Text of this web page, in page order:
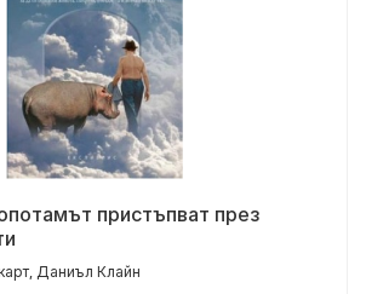
пристъпват през
Даниъл Клайн